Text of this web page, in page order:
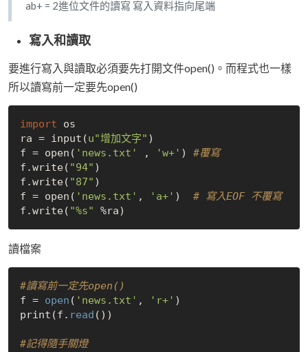
ab+ = 2進位文件的讀寫 寫入資料指向尾端
寫入和讀取
要進行寫入與讀取必須要先打開文件open()。而程式也一樣
所以讀寫前一定要先open()
import os
ra = input(u"增加文字" )
f = open( 'news.txt' , 'w+' ) #覆寫
f.write( "94" )
f.write( "87" )
f = open( 'news.txt' , 'a+' ) # 寫入EOF 不覆寫
f.write( "%s"
讀檔案
#讀寫前一定先open()
f = open ( 'news.txt' , 'r+' )
print(f. read ())
#記得隨手關燈